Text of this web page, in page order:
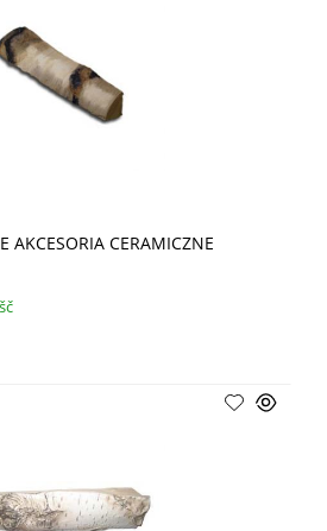
AKCESORIA CERAMICZNE